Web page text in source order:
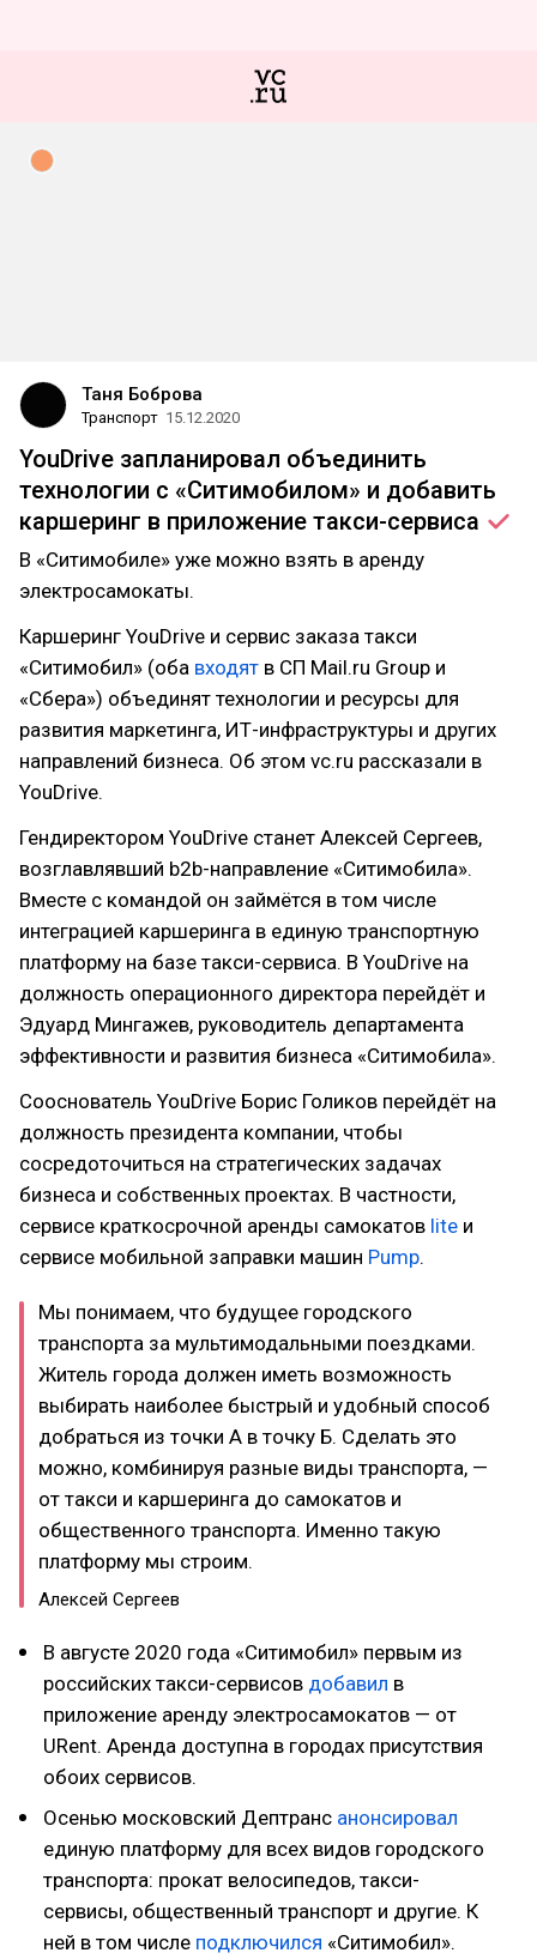
Таня Боброва
Транспорт 15.12.2020
YouDrive запланировал объединить
технологии с «Ситимобилом» и добавить
каршеринг в приложение такси-сервиса
В «Ситимобиле» уже можно взять в аренду
электросамокаты.
Каршеринг YouDrive и сервис заказа такси
«Ситимобил» (оба входят в СП Mail.ru Group и
«Сбера») объединят технологии и ресурсы для
развития маркетинга, ИТ-инфраструктуры и других
направлений бизнеса. Об этом vc.ru рассказали в
YouDrive.
Гендиректором YouDrive станет Алексей Сергеев,
возглавлявший b2b-направление «Ситимобила».
Вместе с командой он займётся в том числе
интеграцией каршеринга в единую транспортную
платформу на базе такси-сервиса. В YouDrive на
должность операционного директора перейдёт и
Эдуард Мингажев, руководитель департамента
эффективности и развития бизнеса «Ситимобила».
Сооснователь YouDrive Борис Голиков перейдёт на
должность президента компании, чтобы
сосредоточиться на стратегических задачах
бизнеса и собственных проектах. В частности,
сервисе краткосрочной аренды самокатов lite и
сервисе мобильной заправки машин Pump.
Мы понимаем, что будущее городского
транспорта за мультимодальными поездками.
Житель города должен иметь возможность
выбирать наиболее быстрый и удобный способ
добраться из точки А в точку Б. Сделать это
можно, комбинируя разные виды транспорта, —
от такси и каршеринга до самокатов и
общественного транспорта. Именно такую
платформу мы строим.
Алексей Сергеев
В августе 2020 года «Ситимобил» первым из
российских такси-сервисов добавил в
приложение аренду электросамокатов — от
URent. Аренда доступна в городах присутствия
обоих сервисов.
Осенью московский Дептранс анонсировал
единую платформу для всех видов городского
транспорта: прокат велосипедов, такси-
сервисы, общественный транспорт и другие. К
ней в том числе подключился «Ситимобил».